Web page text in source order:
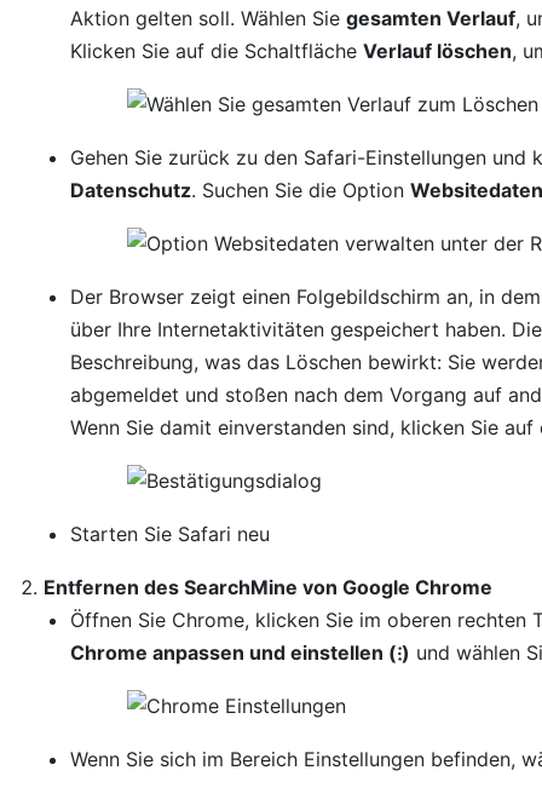
Aktion gelten soll. Wählen Sie gesamten Verlauf,
Klicken Sie auf die Schaltfläche Verlauf löschen,
Gehen Sie zurück zu den Safari-Einstellungen
Datenschutz. Suchen Sie die Option
Der Browser zeigt einen Folgebildschirm an, in
über Ihre Internetaktivitäten gespeichert haben.
Beschreibung, was das Löschen bewirkt: Sie
abgemeldet und stoßen nach dem Vorgang auf
Wenn Sie damit einverstanden sind, klicken Sie
Starten Sie Safari neu
Entfernen des SearchMine von Google Chrome
Öffnen Sie Chrome, klicken Sie im oberen rechten
Chrome anpassen und einstellen (⁝) und wählen
Wenn Sie sich im Bereich Einstellungen befinden,